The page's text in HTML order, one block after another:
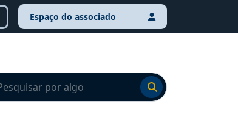
Espaço do associado
o resultado
Ir para o resultado